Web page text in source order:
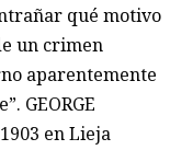
qué motivo
un crimen
aparentemente
GEORGE
en Lieja